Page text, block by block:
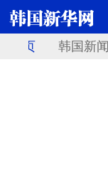
首页 韩国新闻